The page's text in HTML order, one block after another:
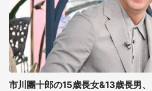
市川團十郎の15歳長女&13歳長男